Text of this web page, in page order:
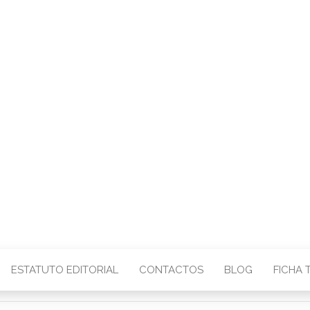
ESTATUTO EDITORIAL CONTACTOS BLOG FICHA